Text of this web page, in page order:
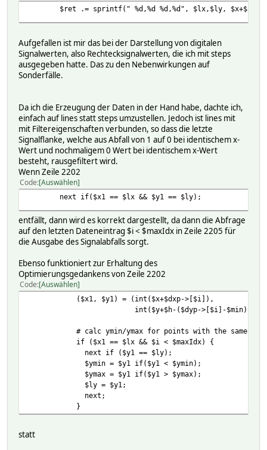
$ret .= sprintf(" %d,%d %d,%d", $lx,$ly,
Aufgefallen ist mir das bei der Darstellung von digitalen
Signalwerten, also Rechtecksignalwerten, die ich mit steps
ausgegeben hatte. Das zu den Nebenwirkungen auf
Sonderfälle.
Da ich die Erzeugung der Daten in der Hand habe, dachte ich,
einfach auf lines statt steps umzustellen. Jedoch ist lines mit
mit Filtereigenschaften verbunden, so dass die letzte
Signalflanke, welche aus Abfall von 1 auf 0 bei identischem x-
Wert und nochmaligem 0 Wert bei identischem x-Wert
besteht, rausgefiltert wird.
Wenn Zeile 2202
Code Auswählen
next if($x1 == $lx && $y1 == $ly);
entfällt, dann wird es korrekt dargestellt, da dann die Abfrage
auf den letzten Dateneintrag $i < $maxIdx in Zeile 2205 für
die Ausgabe des Signalabfalls sorgt.
Ebenso funktioniert zur Erhaltung des
Optimierungsgedankens von Zeile 2202
Code Auswählen
($x1, $y1) = (int($x+$dxp->[$i]),
int($y+$h-($dyp->[$i]-
# calc ymin/ymax for points with the same x
if ($x1 == $lx && $i < $maxIdx) {
next if ($y1 == $ly);
$ymin = $y1 if($y1 < $ymin);
$ymax = $y1 if($y1 > $ymax);
$ly = $y1;
next;
}
statt